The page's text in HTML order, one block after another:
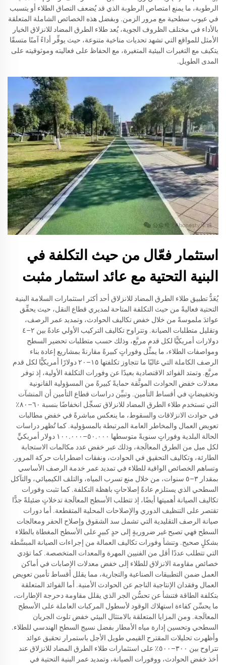
الرطوبة، ما يمنع امتصاص الرطوبة الذي قد يُضعف التصاق الطلاء أو يتسبب
في عيوب سطحية مع مرور الزمن. وبفضل هذه الخصائص الشاملة المتعلقة
بالأداء في مختلف الظروف الجوية، يُعد طلاء الطرق المضاد للانزلاق الخيار
الأمثل للمواقع التي تشهد تحديات مناخية متنوعة، حيث يوفِّر أداءً آمنًا متسقًا
يتكيف مع التغيرات البيئية المتغيرة، مع الحفاظ على فعاليته وموثوقيته على
المدى الطويل.
استثمار فعّال من حيث التكلفة في
البنية التحتية مع عائد استثمار مثبت
يُعَدُّ تطبيق طلاء الطرق المضاد للانزلاق أحد أكثر استثمارات السلامة البنية
التحتية فعاليةً من حيث التكلفة المتاحة لمديري قطاع النقل، حيث يحقِّق
عوائدَ ملموسةً من خلال خفض تكاليف الحوادث، وتمديد عمر الرصف،
وتقليل متطلبات الصيانة. وتتراوح تكاليف التركيب الأولي عادةً بين ٢–٤
دولارات أمريكيًّا لكل قدم مربَّع، وذلك حسب متطلبات تحضير السطح
ومواصفات الطلاء، ما يمثِّل وفوراتٍ كبيرةً مقارنةً بمشاريع إعادة بناء
الرصف الكاملة التي غالبًا ما تتجاوز تكلفتها ١٥–٢٠ دولارًا أمريكيًّا لكل قدم
مربَّع. وتمتد الفوائد الاقتصادية بعيدًا عن وفورات التكلفة الأولية، إذ توفر
معدلات خفض الحوادث الموثَّقة حمايةً كبيرةً من المسؤولية القانونية
وتخفيضاتٍ في أقساط التأمين. وتبيِّن دراسات قطاع التأمين أن المنشآت
التي تستخدم طلاء الطرق المضاد للانزلاق تسجِّل انخفاضًا بنسبة ٦٠–٨٠٪
في حوادث الانزلاقات والسقوط، ما ينعكس مباشرةً في خفض مطالبات
تعويض العمال والمخاطر العامة المرتبطة بالمسؤولية. كما تُظهر دراسات
الحالة البلدية وفوراتٍ سنويةً متوسطها ٥٠.٠٠٠–١٠٠.٠٠٠ دولار أمريكيٍّ
لكل ميل من الطرق المعالَجة، وذلك عبر خفض عدد مكالمات الاستجابة
الطارئة، وتكاليف التحقيق في الحوادث، ونفقات اضطرابات حركة المرور.
وتساهم الخصائص الواقية للطلاء في تمديد عمر خدمة الرصف الأساسي
بمقدار ٣–٥ سنوات، من خلال منع تسرب المياه، والتلف الكيميائي، والتآكل
السطحي الذي يستلزم عادةً إصلاحاتٍ باهظة التكلفة. كما تثبت وفورات
تكاليف الصيانة أهميتها أيضًا، إذ تتطلب الأسطح المعالَجة تدخلاتٍ ضئيلةً جدًّا
تقتصر على التنظيف الدوري والإصلاحات المحلية المتقطعة. أما دورات
صيانة الرصف التقليدية التي تشمل سد الشقوق وإصلاح الحفر ومعالجات
السطح فهي تصبح غير ضروريةٍ إلى حدٍ كبيرٍ على الأسطح المغطاة بالطلاء
بشكلٍ صحيح. وتنشأ وفورات تكاليف العمالة من إجراءات الصيانة المبسَّطة
التي تتطلب عددًا أقل من الفنيين المهرة والمعدات المتخصصة. كما تؤدي
خصائص مقاومة الانزلاق للطلاء إلى خفض معدلات الإصابات في أماكن
العمل ضمن التطبيقات الصناعية والتجارية، مما يقلل أقساط تأمين تعويض
العمال وفقدان الإنتاجية الناجم عن الحوادث الأمنية. أما الفوائد المتعلقة
بتكلفة الطاقة فتنشأ عن تحسُّن الجر الذي يقلل مقاومة دحرجة الإطارات،
ما يحسِّن كفاءة استهلاك الوقود لأسطول المركبات العاملة على الأسطح
المعالَجة. ومن المزايا المتعلقة بالامتثال البيئي خفض تلوث الجريان
السطحي وتحسين إدارة مياه الأمطار بفضل نسيج السطح الهندسي للطلاء.
وأظهرت تحليلات المقترح القيمي طويل الأجل باستمرار تحقيق عوائد
تتراوح بين ٣٠٠–٥٠٠٪ على استثمارات طلاء الطرق المضاد للانزلاق عند
أخذ خفض الحوادث، ووفورات الصيانة، وتمديد عمر البنية التحتية في